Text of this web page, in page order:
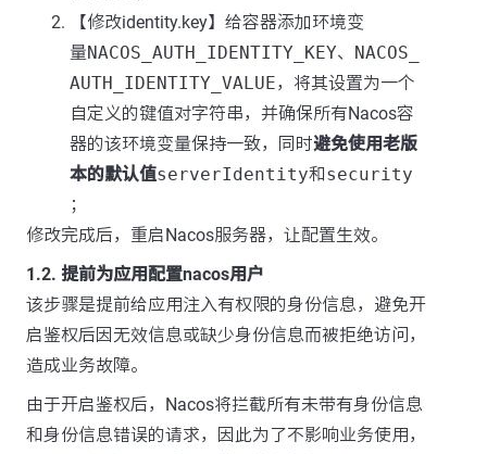
【修改identity.key】给容器添加环境变
量NACOS_AUTH_IDENTITY_KEY、 NACOS_
AUTH_IDENTITY_VALUE，将其设置为一个
自定义的键值对字符串，并确保所有Nacos容
器的该环境变量保持一致，同时避免使用老版
本的默认值serverIdentity和security
；
修改完成后，重启Nacos服务器，让配置生效。
1.2. 提前为应用配置nacos用户
该步骤是提前给应用注入有权限的身份信息，避免开
启鉴权后因无效信息或缺少身份信息而被拒绝访问，
造成业务故障。
由于开启鉴权后，Nacos将拦截所有未带有身份信息
和身份信息错误的请求，因此为了不影响业务使用，